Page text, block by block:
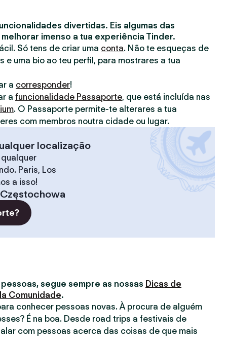
divertidas. Eis algumas das
imenso a tua experiência Tinder.
Só tens de criar uma conta. Não te esqueças de
e uma bio ao teu perfil, para mostrares a tua
a corresponder!
a funcionalidade Passaporte, que está incluída nas
. O Passaporte permite-te alterares a tua
com membros noutra cidade ou lugar.
localização
Paris, Los
a isso!
Częstochowa
segue sempre as nossas Dicas de
Comunidade.
conhecer pessoas novas. À procura de alguém
É na boa. Desde road trips a festivais de
com pessoas acerca das coisas de que mais